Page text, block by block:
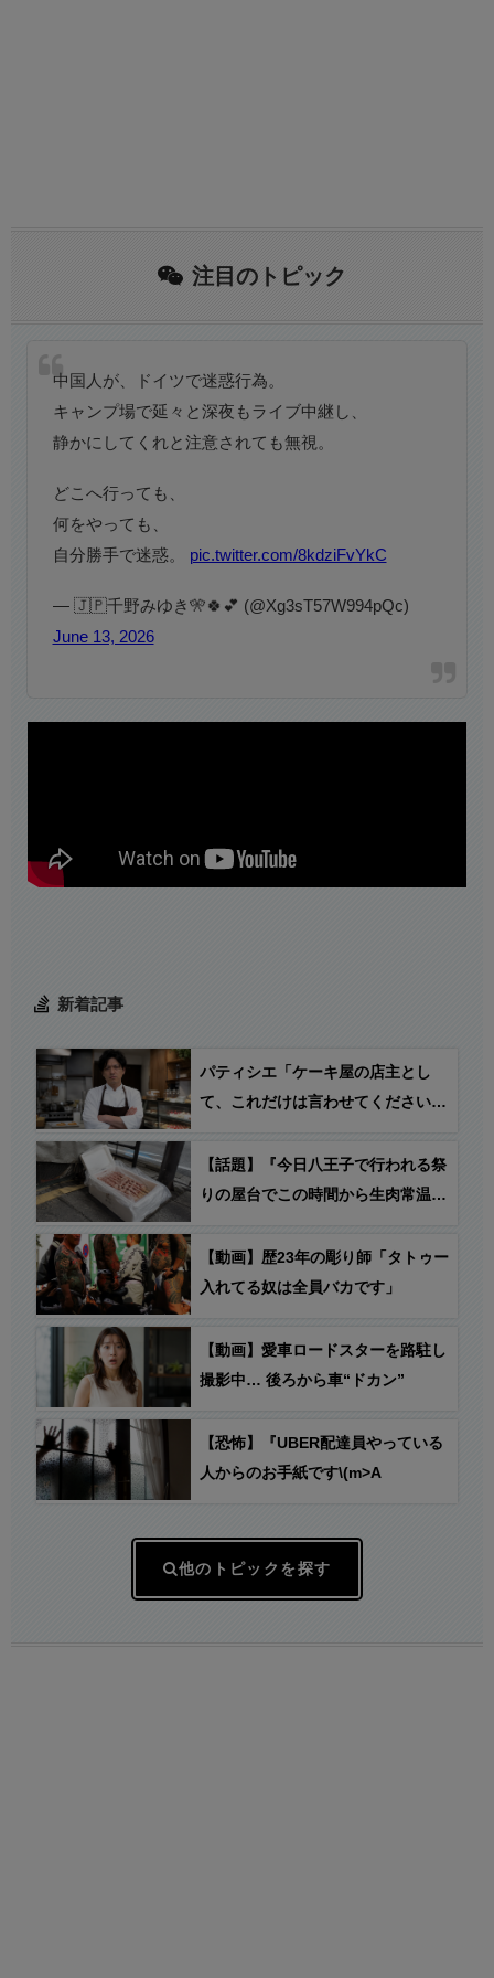
注目のトピック
中国人が、ドイツで迷惑行為。
キャンプ場で延々と深夜もライブ中継し、
静かにしてくれと注意されても無視。
どこへ行っても、
何をやっても、
自分勝手で迷惑。 pic.twitter.com/8kdziFvYkC
— 🇯🇵千野みゆき🎌🍀💕 (@Xg3sT57W994pQc)
June 13, 2026
新着記事
パティシエ「ケーキ屋の店主とし
て、これだけは言わせてください。
すか？』とおっしゃるお客様…」
【話題】『今日八王子で行われる祭
りの屋台でこの時間から生肉常温放
【動画】歴23年の彫り師「タトゥー
入れてる奴は全員バカです」
【動画】愛車ロードスターを路駐し
撮影中… 後ろから車“ドカン”
【恐怖】『UBER配達員やっている
人からのお手紙です\(m>A
他のトピックを探す